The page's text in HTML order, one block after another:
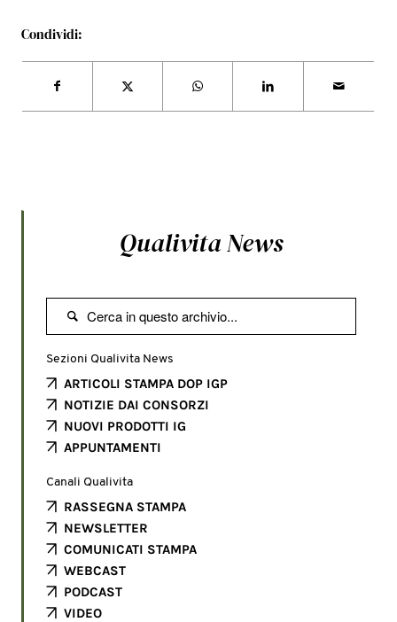
Condividi:
Qualivita News

Sezioni Qualivita News
ARTICOLI STAMPA DOP IGP
NOTIZIE DAI CONSORZI
NUOVI PRODOTTI IG
APPUNTAMENTI
Canali Qualivita
RASSEGNA STAMPA
NEWSLETTER
COMUNICATI STAMPA
WEBCAST
PODCAST
VIDEO